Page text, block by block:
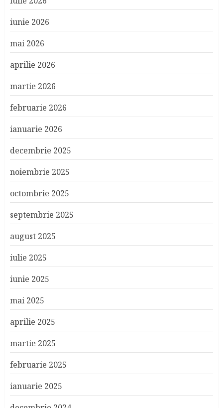
iunie 2026
mai 2026
aprilie 2026
martie 2026
februarie 2026
ianuarie 2026
decembrie 2025
noiembrie 2025
octombrie 2025
septembrie 2025
august 2025
iulie 2025
iunie 2025
mai 2025
aprilie 2025
martie 2025
februarie 2025
ianuarie 2025